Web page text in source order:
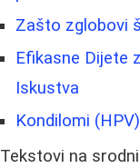
Zašto zglobovi
Efikasne Dijete
Iskustva
Kondilomi
Tekstovi na